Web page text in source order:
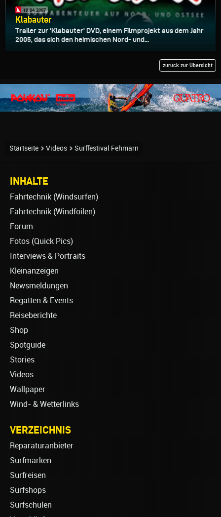
10.04.2007
Klabauter
Trailer zur 'Klabauter' DVD, einem Filmprojekt aus dem Jahr
2005, das sich den heimischen Nord- und...
zurück zur Übersicht
Startseite Videos Surffestival Fehmarn
INHALTE
Fahrtechnik (Windsurfen)
Fahrtechnik (Windfoilen)
Forum
Fotos (Quick Pics)
Interviews & Portraits
Kleinanzeigen
Newsmeldungen
Regatten & Events
Reiseberichte
Shop
Spotguide
Stories
Videos
Wallpaper
Wind- & Wetterlinks
VERZEICHNIS
Reparaturanbieter
Surfmarken
Surfreisen
Surfshops
Surfschulen